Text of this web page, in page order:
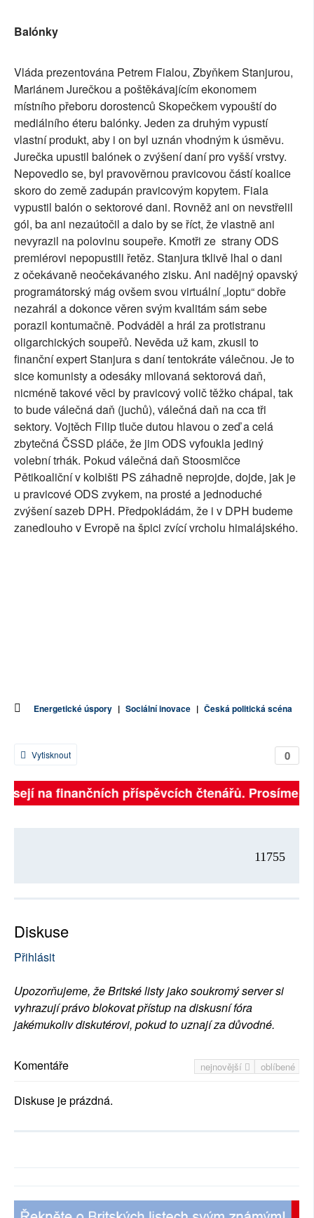
Balónky
Vláda prezentována Petrem Fialou, Zbyňkem Stanjurou,
Mariánem Jurečkou a poštěkávajícím ekonomem
místního přeboru dorostenců Skopečkem vypouští do
mediálního éteru balónky. Jeden za druhým vypustí
vlastní produkt, aby i on byl uznán vhodným k úsměvu.
Jurečka upustil balónek o zvýšení daní pro vyšší vrstvy.
Nepovedlo se, byl pravověrnou pravicovou částí koalice
skoro do země zadupán pravicovým kopytem. Fiala
vypustil balón o sektorové dani. Rovněž ani on nevstřelil
gól, ba ani nezaútočil a dalo by se říct, že vlastně ani
nevyrazil na polovinu soupeře. Kmotři ze strany ODS
premiérovi nepopustili řetěz. Stanjura tklivě lhal o dani
z očekávaně neočekávaného zisku. Ani nadějný opavský
programátorský mág ovšem svou virtuální „loptu“ dobře
nezahrál a dokonce věren svým kvalitám sám sebe
porazil kontumačně. Podváděl a hrál za protistranu
oligarchických soupeřů. Nevěda už kam, zkusil to
finanční expert Stanjura s daní tentokráte válečnou. Je to
sice komunisty a odesáky milovaná sektorová daň,
nicméně takové věci by pravicový volič těžko chápal, tak
to bude válečná daň (juchů), válečná daň na cca tři
sektory. Vojtěch Filip tluče dutou hlavou o zeď a celá
zbytečná ČSSD pláče, že jim ODS vyfoukla jediný
volební trhák. Pokud válečná daň Stoosmičce
Pětikoaliční v kolbišti PS záhadně neprojde, dojde, jak je
u pravicové ODS zvykem, na prosté a jednoduché
zvýšení sazeb DPH. Předpokládám, že i v DPH budeme
zanedlouho v Evropě na špici zvící vrcholu himalájského.
Energetické úspory | Sociální inovace | Česká politická scéna
0
Vytisknout
na finančních příspěvcích čtenářů. Prosíme,
11755
Diskuse
Přihlásit
Upozorňujeme, že Britské listy jako soukromý server si
vyhrazují právo blokovat přístup na diskusní fóra
jakémukoliv diskutérovi, pokud to uznají za důvodné.
nejnovější oblíbené
Komentáře
Diskuse je prázdná.